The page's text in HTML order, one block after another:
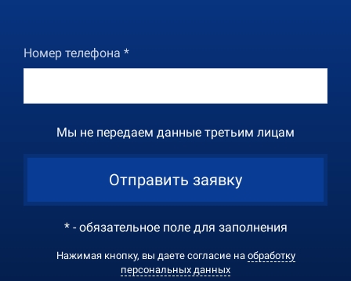
Номер телефона *
Мы не передаем данные третьим лицам
Отправить заявку
* - обязательное поле для заполнения
Нажимая кнопку, вы даете согласие на обработку
персональных данных